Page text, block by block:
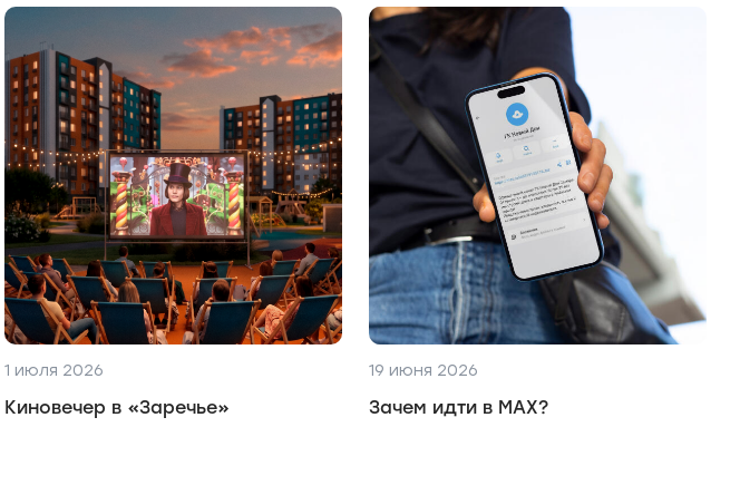
1 июля 2026
Киновечер в «Заречье»
19 июня 2026
Зачем идти в MAX?